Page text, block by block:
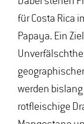
für Costa Rica
Papaya. Ein
werden
rotfleischige